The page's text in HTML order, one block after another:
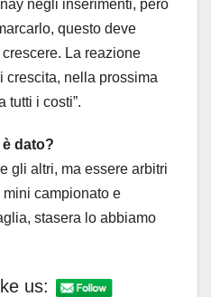
negli inserimenti, però
questo deve
La reazione
crescita, nella prossima
tutti i costi”.
dato?
gli altri, ma essere arbitri
mini campionato e
stasera lo abbiamo
us: